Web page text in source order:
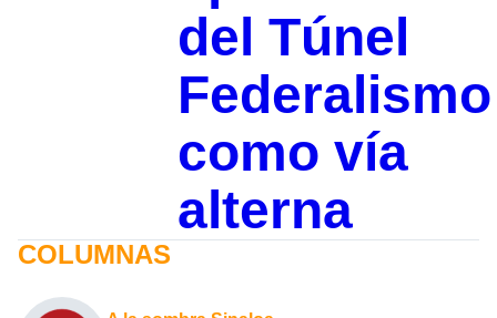
del Túnel
Federalismo
como vía
alterna
COLUMNAS